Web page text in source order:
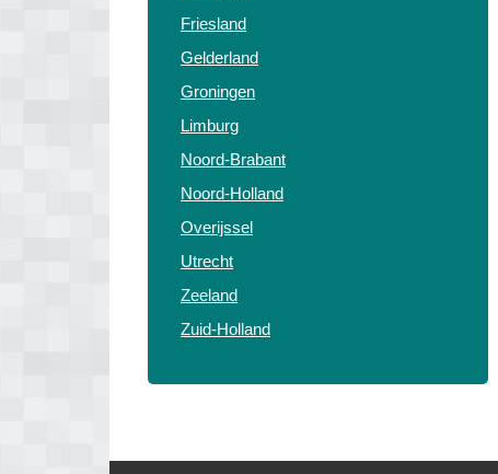
Friesland
Gelderland
Groningen
Limburg
Noord-Brabant
Noord-Holland
Overijssel
Utrecht
Zeeland
Zuid-Holland